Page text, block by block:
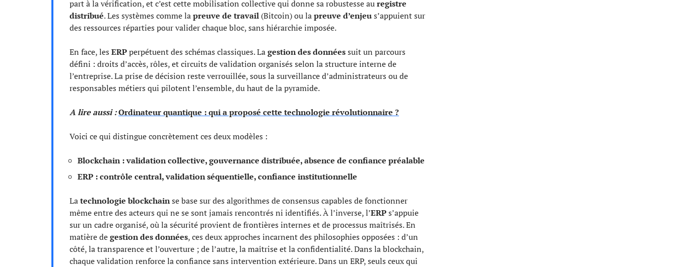
part à la vérification, et c’est cette mobilisation collective qui donne sa robustesse auregistre
distribué. Les systèmes comme lapreuve de travail (Bitcoin) ou lapreuve d’enjeus’appuient sur
des ressources réparties pour valider chaque bloc, sans hiérarchie imposée.
En face, les ERPperpétuent des schémas classiques. Lagestion des donnéessuit un parcours
défini : droits d’accès, rôles, et circuits de validation organisés selon la structure interne de
l’entreprise. La prise de décision reste verrouillée, sous la surveillance d’administrateurs ou de
responsables métiers qui pilotent l’ensemble, du haut de la pyramide.
A lire aussi :Ordinateur quantique : qui a proposé cette technologie révolutionnaire ?
Voici ce qui distingue concrètement ces deux modèles :
Blockchain : validation collective, gouvernance distribuée, absence de confiance préalable
ERP : contrôle central, validation séquentielle, confiance institutionnelle
Latechnologie blockchainse base sur des algorithmes de consensus capables de fonctionner
même entre des acteurs qui ne se sont jamais rencontrés ni identifiés. À l’inverse, l’ERPs’appuie
sur un cadre organisé, où la sécurité provient de frontières internes et de processus maîtrisés. En
matière degestion des données, ces deux approches incarnent des philosophies opposées : d’un
côté, la transparence et l’ouverture ; de l’autre, la maîtrise et la confidentialité. Dans la blockchain,
chaque validation renforce la confiance sans intervention extérieure. Dans un ERP, seuls ceux qui